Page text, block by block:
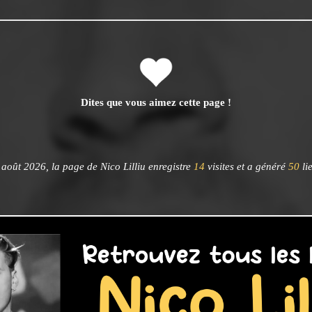
Dites que vous aimez cette page !
2026, la page de Nico Lilliu enregistre 14 visites et a généré 50